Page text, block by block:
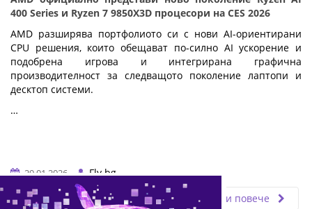
400 Series и Ryzen 7 9850X3D процесори на CES 2026
AMD разширява портфолиото си с нови AI-ориентирани
CPU решения, които обещават по-силно AI ускорение и
подобрена игрова и интегрирана графична
производителност за следващото поколение лаптопи и
десктоп системи.
…
29.01.2026
Fly.bg
Прочети повече